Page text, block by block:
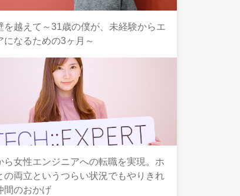
を越えて～31歳の僕が、未経験からエ
になるための3ヶ月～
ら女性エンジニアへの転職を実現。ホ
の両立というつらい状況でもやりきれ
間のおかげ